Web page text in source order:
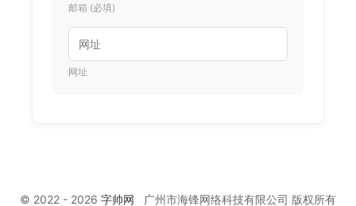
邮箱 (必填)
网址
© 2022 - 2026 字帅网 广州市海锋网络科技有限公司 版权所有